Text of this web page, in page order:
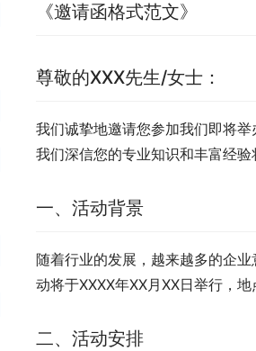
《邀请函格式范文》
尊敬的XXX先生/女士：
我们诚挚地邀请您参加我们即将
我们深信您的专业知识和丰富经验
一、活动背景
随着行业的发展，越来越多的企
动将于XXXX年XX月XX日举行，
二、活动安排